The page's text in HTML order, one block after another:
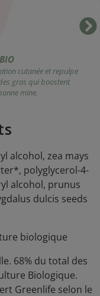
cutanée et repulpe
gras qui boostent
mine.
alcohol, zea mays
polyglycerol-4-
alcohol, prunus
dulcis seeds
biologique
68% du total des
Biologique.
Greenlife selon le